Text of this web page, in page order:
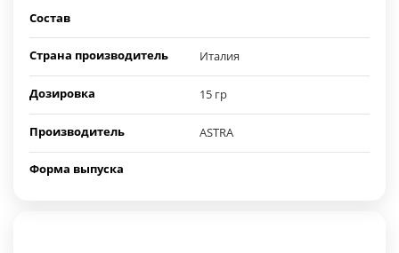
Состав
Страна производитель Италия
Дозировка 15 гр
Производитель ASTRA
Форма выпуска